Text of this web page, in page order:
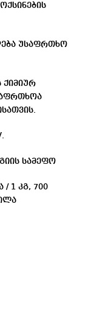
უსაფრთხო
ქიმიურ
სამეფო
/ 1 კგ, 700